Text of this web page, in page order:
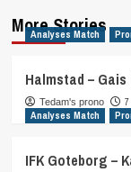
More Stories
Analyses Match
Halmstad – Gais
Tedam's prono 7
Analyses Match
IFK Goteborg –